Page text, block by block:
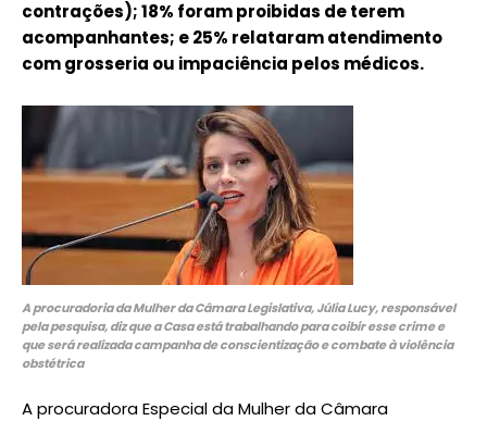
contrações); 18% foram proibidas de terem
acompanhantes; e 25% relataram atendimento
com grosseria ou impaciência pelos médicos.
A procuradoria da Mulher da Câmara Legislativa, Júlia Lucy, responsável
pela pesquisa, diz que a Casa está trabalhando para coibir esse crime e
que será realizada campanha de conscientização e combate à violência
obstétrica
A procuradora Especial da Mulher da Câmara